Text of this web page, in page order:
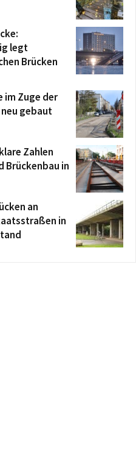
legt
Brücken
im Zuge der
gebaut
Zahlen
Brückenbau in
an
in